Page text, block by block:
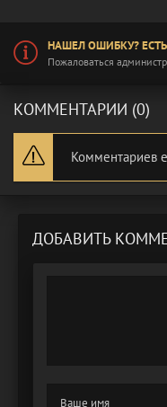
НАШЕЛ ОШИБКУ?
Пожаловаться
КОММЕНТАРИИ (0)
Комментариев
ДОБАВИТЬ